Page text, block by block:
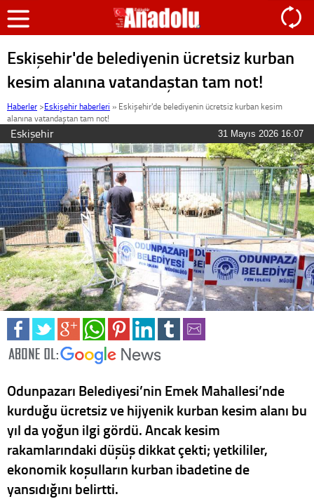
Eskişehir'de belediyenin ücretsiz kurban
kesim alanına vatandaştan tam not!
Haberler >Eskişehir haberleri » Eskişehir'de belediyenin ücretsiz kurban kesim
alanına vatandaştan tam not!
Eskişehir 31 Mayıs 2026 16:07
Odunpazarı Belediyesi’nin Emek Mahallesi’nde
kurduğu ücretsiz ve hijyenik kurban kesim alanı bu
yıl da yoğun ilgi gördü. Ancak kesim
rakamlarındaki düşüş dikkat çekti; yetkililer,
ekonomik koşulların kurban ibadetine de
yansıdığını belirtti.